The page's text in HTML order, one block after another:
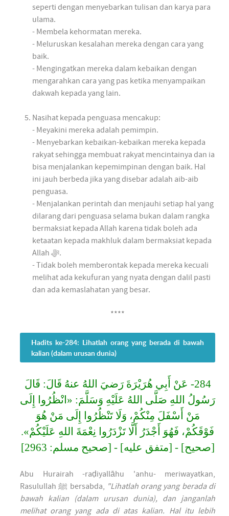
seperti dengan menyebarkan tulisan dan karya para
ulama.
- Membela kehormatan mereka.
- Meluruskan kesalahan mereka dengan cara yang
baik.
- Mengingatkan mereka dalam kebaikan dengan
mengarahkan cara yang pas ketika menyampaikan
dakwah kepada yang lain.
Nasihat kepada penguasa mencakup:
- Meyakini mereka adalah pemimpin.
- Menyebarkan kebaikan-kebaikan mereka kepada
rakyat sehingga membuat rakyat mencintainya dan ia
bisa menjalankan kepemimpinan dengan baik. Hal
ini jauh berbeda jika yang disebar adalah aib-aib
penguasa.
- Menjalankan perintah dan menjauhi setiap hal yang
dilarang dari penguasa selama bukan dalam rangka
bermaksiat kepada Allah karena tidak boleh ada
ketaatan kepada makhluk dalam bermaksiat kepada
Allah ﷻ.
- Tidak boleh memberontak kepada mereka kecuali
melihat ada kekufuran yang nyata dengan dalil pasti
dan ada kemaslahatan yang besar.
****
Hadits ke-284: Lihatlah orang yang berada di bawah
kalian (dalam urusan dunia)
284- عَنْ أَبِي هُرَيْرَةَ رَضيَ اللهُ عنهُ قَالَ: قَالَ
رَسُولُ اللهِ صَلَّى اللهُ عَلَيْهِ وَسَلَّمَ: «انْظُرُوا إِلَى
مَنْ أَسْفَلَ مِنْكُمْ، وَلَا تَنْظُرُوا إِلَى مَنْ هُوَ
فَوْقَكُمْ، فَهُوَ أَجْدَرُ أَلَّا تَزْدَرُوا نِعْمَةَ اللهِ عَلَيْكُمْ».
[صحيح] - [متفق عليه] - [صحيح مسلم: 2963]
Abu Hurairah -raḍiyallāhu 'anhu- meriwayatkan,
Rasulullah ﷺ bersabda, "Lihatlah orang yang berada di
bawah kalian (dalam urusan dunia), dan janganlah
melihat orang yang ada di atas kalian. Hal itu lebih